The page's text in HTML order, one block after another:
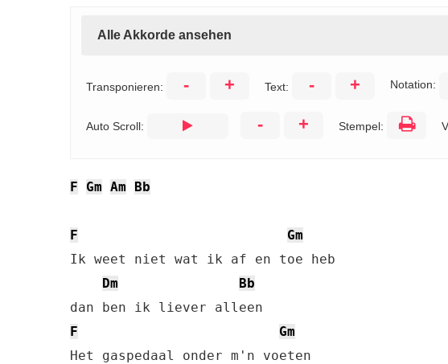
Alle Akkorde ansehen
Transponieren: - + Text: - + Notation:
Auto Scroll: - + Stempel:
F Gm Am Bb
F
Gm
Ik weet niet wat ik af en toe heb
Dm
Bb
F
Gm
Het gaspedaal onder m'n voeten